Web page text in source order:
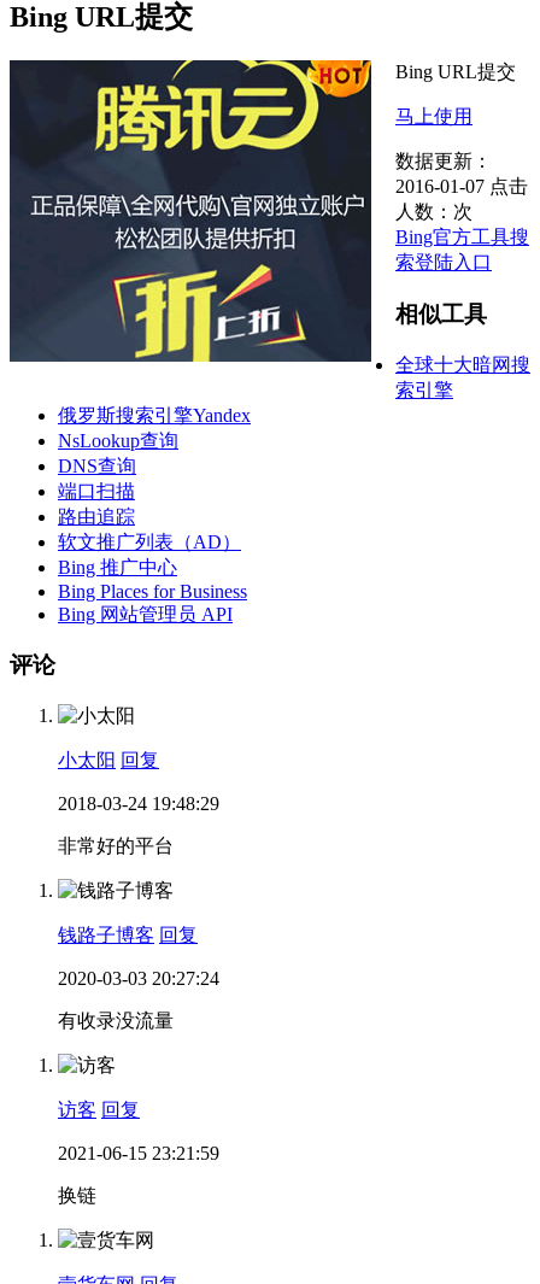
Bing URL提交
Bing URL提交
马上使用
数据更新：
2016-01-07 点击
人数： 次
Bing官方工具搜
索登陆入口
相似工具
全球十大暗网搜
索引擎
俄罗斯搜索引擎Yandex
NsLookup查询
DNS查询
端口扫描
路由追踪
软文推广列表（AD）
Bing 推广中心
Bing Places for Business
Bing 网站管理员 API
评论
小太阳 回复
2018-03-24 19:48:29
非常好的平台
钱路子博客 回复
2020-03-03 20:27:24
有收录没流量
访客 回复
2021-06-15 23:21:59
换链